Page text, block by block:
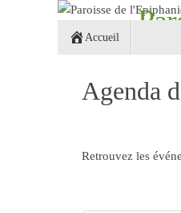
Passer
Accueil
Agenda
Retrouvez les